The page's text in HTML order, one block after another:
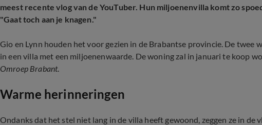
meest recente vlog van de YouTuber. Hun miljoenenvilla komt zo
"Gaat toch aan je knagen."
Gio en Lynn houden het voor gezien in de Brabantse provincie. De twee
in een villa met een miljoenenwaarde. De woning zal in januari te koop
Omroep Brabant.
Warme herinneringen
Ondanks dat het stel niet lang in de villa heeft gewoond, zeggen ze in de